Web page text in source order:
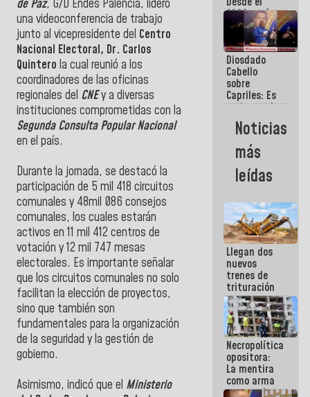
de Paz, G/D Endes Palencia, lideró
una videoconferencia de trabajo
junto al vicepresidente del Centro
Nacional Electoral, Dr. Carlos
Quintero la cual reunió a los
coordinadores de las oficinas
regionales del CNEy a diversas
instituciones comprometidas con la
Segunda Consulta Popular Nacional
en el país.
Durante la jornada, se destacó la
participación de 5 mil 418 circuitos
comunales y 48mil 086 consejos
comunales, los cuales estarán
activos en 11 mil 412 centros de
votación y 12 mil 747 mesas
electorales. Es importante señalar
que los circuitos comunales no solo
facilitan la elección de proyectos,
sino que también son
fundamentales para la organización
de la seguridad y la gestión de
gobierno.
Asimismo, indicó que el Ministerio
2002 están
intentando
quemar el
país ante la
ausencia de
políticos
verdaderos
Diosdado
Cabello
sobre
Capriles: Es
un inmoral
de la
política
Noticias
más
leídas
Llegan dos
nuevos
trenes de
trituración
para
optimizar
manejo de
escombros
en La Guaira
Necropolítica
opositora:
La mentira
como arma
contra el